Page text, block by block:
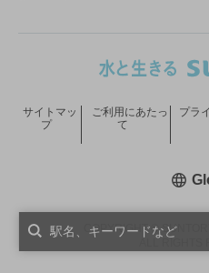
COPYRIGHT ©
サイトマッ
プ
ご利用にあたっ
て
プラ